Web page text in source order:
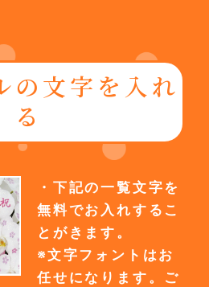
の文字を入れ
る
・下記の一覧文字を
無料でお入れするこ
とがきます。
※文字フォントはお
任せになります。ご